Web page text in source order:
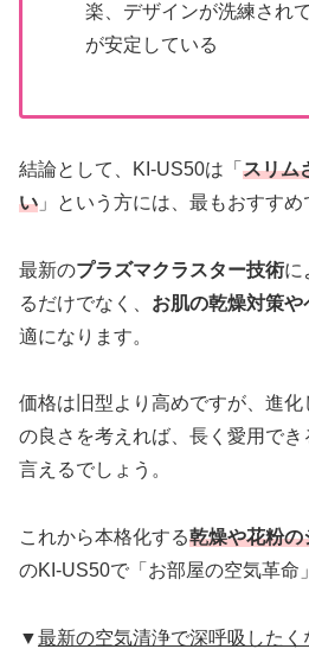
楽、デザインが洗練され
が安定している
結論として、KI-US50は「 スリム
い 」という方には、最もおすすめ
最新のプラズマクラスター技術に
るだけでなく、 お肌の乾燥対策
適になります。
価格は旧型より高めですが、進
の良さを考えれば、長く愛用で
言えるでしょう。
これから本格化する乾燥や花粉の
のKI-US50で「お部屋の空気革命
▼最新の空気清浄で深呼吸した